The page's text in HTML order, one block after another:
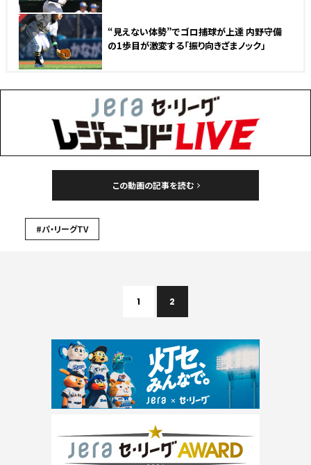
NEW
“見えない体勢”でゴロ捕球が上達 内野守備
の1歩目が激変する「振り向きざまノック」
この動画の記事を読む
#パ・リーグTV
1 2